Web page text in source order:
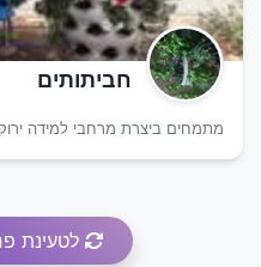
חביתותים
מתמחים ביצרת מרחבי למידה
לטעינת